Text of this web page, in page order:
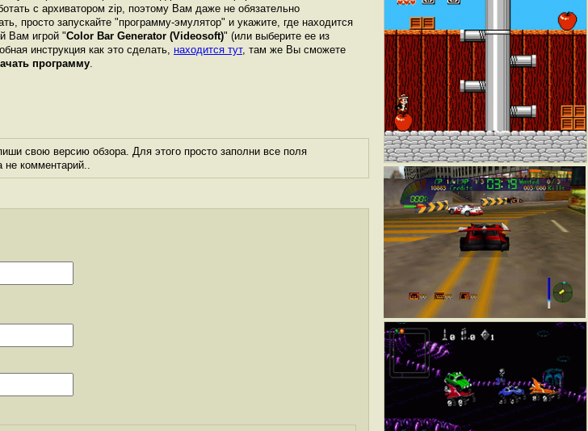
с архиватором zip, поэтому Вам даже не обязательно
просто запускайте "программу-эмулятор" и укажите, где находится
Вам игрой "Color Bar Generator (Videosoft)" (или выберите ее из
инструкция как это сделать, находится тут, там же Вы сможете
программу.
свою версию обзора. Для этого просто заполни все поля
не комментарий..